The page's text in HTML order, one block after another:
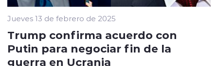
Jueves 13 de febrero de 2025
Trump confirma acuerdo con
Putin para negociar fin de la
guerra en Ucrania